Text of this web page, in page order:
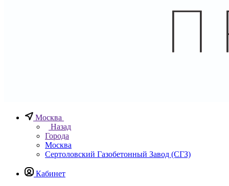
Москва
Назад
Города
Москва
Сертоловский Газобетонный Завод (СГЗ)
Кабинет